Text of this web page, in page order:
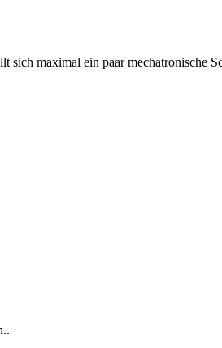
maximal ein paar mechatronische